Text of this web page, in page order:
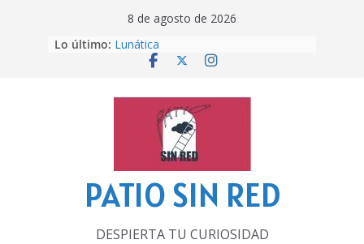
8 de agosto de 2026
Lo último: Lunática
Pero, hasta entonces…
‘La broma infinita’ de recomendar
lecturas veraniegas
Otra del Mundial
PATIO SIN RED
DESPIERTA TU CURIOSIDAD